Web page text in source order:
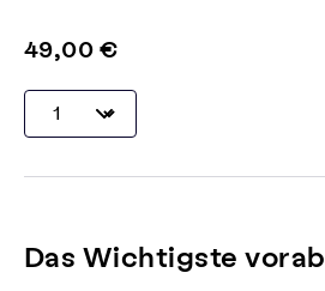
49,00 €
Das Wichtigste vorab